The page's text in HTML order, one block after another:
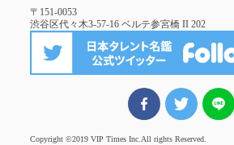
〒151-0053
渋谷区代々木3-57-16 ベルテ参宮橋 II 202
FBでシェアツイート
Copyright ©2019 VIP Times Inc. All rights Reserved.